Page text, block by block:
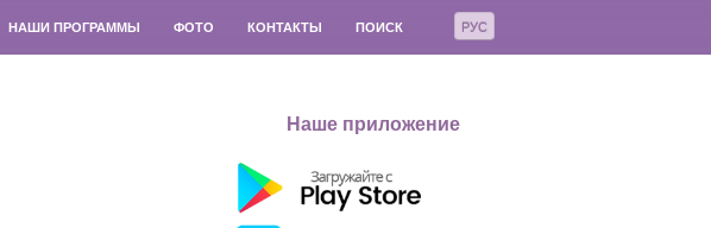
РУС
НАШИ ПРОГРАММЫ ФОТО КОНТАКТЫ ПОИСК
Наше приложение